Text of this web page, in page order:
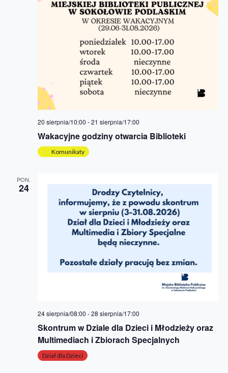
20 sierpnia/10:00 -21 sierpnia/17:00
Wakacyjne godziny otwarcia Biblioteki
Komunikaty
PON.
24
24 sierpnia/08:00 -28 sierpnia/17:00
Skontrum w Dziale dla Dzieci i Młodzieży oraz
Multimediach i Zbiorach Specjalnych
Dział dla Dzieci